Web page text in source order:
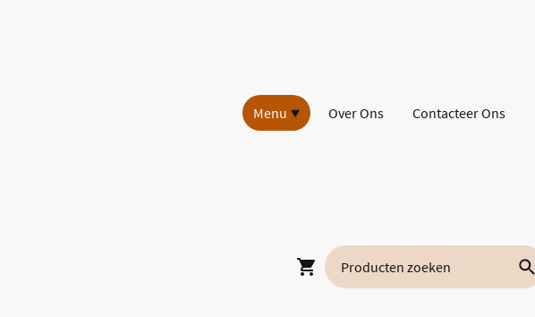
Menu Over Ons Contacteer Ons